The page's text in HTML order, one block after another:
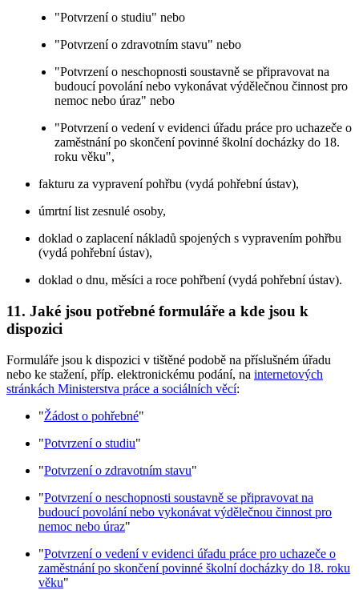
"Potvrzení o studiu" nebo
"Potvrzení o zdravotním stavu" nebo
"Potvrzení o neschopnosti soustavně se připravovat na
budoucí povolání nebo vykonávat výdělečnou činnost pro
nemoc nebo úraz" nebo
"Potvrzení o vedení v evidenci úřadu práce pro uchazeče o
zaměstnání po skončení povinné školní docházky do 18.
roku věku",
fakturu za vypravení pohřbu (vydá pohřební ústav),
úmrtní list zesnulé osoby,
doklad o zaplacení nákladů spojených s vypravením pohřbu
(vydá pohřební ústav),
doklad o dnu, měsíci a roce pohřbení (vydá pohřební ústav).
11. Jaké jsou potřebné formuláře a kde jsou k
dispozici
Formuláře jsou k dispozici v tištěné podobě na příslušném úřadu
nebo ke stažení, příp. elektronickému podání, na internetových
stránkách Ministerstva práce a sociálních věcí:
"Žádost o pohřebné"
"Potvrzení o studiu"
"Potvrzení o zdravotním stavu"
"Potvrzení o neschopnosti soustavně se připravovat na
budoucí povolání nebo vykonávat výdělečnou činnost pro
nemoc nebo úraz"
"Potvrzení o vedení v evidenci úřadu práce pro uchazeče o
zaměstnání po skončení povinné školní docházky do 18. roku
věku"